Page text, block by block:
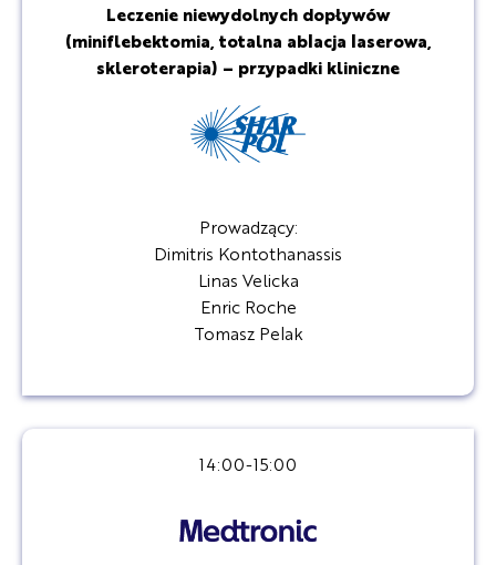
Leczenie niewydolnych dopływów
(miniflebektomia, totalna ablacja laserowa,
skleroterapia) – przypadki kliniczne
Prowadzący:
Dimitris Kontothanassis
Linas Velicka
Enric Roche
Tomasz Pelak
14:00-15:00